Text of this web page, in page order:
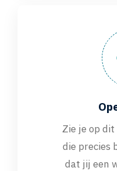
Zie je op
die precies
dat jij een